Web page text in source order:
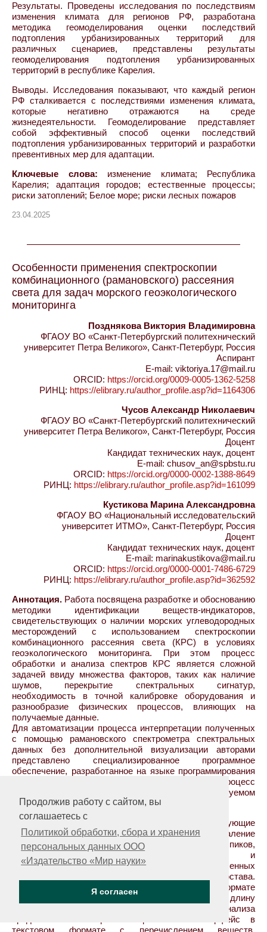
Продолжив работу с сайтом, вы
соглашаетесь с
Политикой обработки, сбора и хранения
персональных данных ООО
«Издательство «Мир науки»
Я согласен
Результаты. Проведены исследования по последствиям
изменения климата для регионов РФ, разработана
методика геомоделирования оценки последствий
подтопления урбанизированных территорий для
различных сценариев, представлены результаты
геомоделирования подтопления урбанизированных
территорий в республике Карелия.
Выводы. Исследования показывают, что каждый регион
РФ сталкивается с последствиями изменения климата,
которые негативно отражаются на среде
жизнедеятельности. Геомоделирование представляет
собой эффективный способ оценки последствий
подтопления урбанизированных территорий и разработки
превентивных мер для адаптации.
Ключевые слова: изменение климата; Республика
Карелия; адаптация городов; естественные процессы;
риски затоплений; Белое море; риски лесных пожаров
23.04.2025
Особенности применения спектроскопии
комбинационного (рамановского) рассеяния
света для задач морского геоэкологического
мониторинга
Позднякова Виктория Владимировна
ФГАОУ ВО «Санкт-Петербургский политехнический
университет Петра Великого», Санкт-Петербург, Россия
Аспирант
E-mail: viktoriya.17@mail.ru
ORCID: https://orcid.org/0009-0005-1362-5258
РИНЦ: https://elibrary.ru/author_profile.asp?id=1164306
Чусов Александр Николаевич
ФГАОУ ВО «Санкт-Петербургский политехнический
университет Петра Великого», Санкт-Петербург, Россия
Доцент
Кандидат технических наук, доцент
E-mail: chusov_an@spbstu.ru
ORCID: https://orcid.org/0000-0002-1388-8649
РИНЦ: https://elibrary.ru/author_profile.asp?id=161099
Кустикова Марина Александровна
ФГАОУ ВО «Национальный исследовательский
университет ИТМО», Санкт-Петербург, Россия
Доцент
Кандидат технических наук, доцент
E-mail: marinakustikova@mail.ru
ORCID: https://orcid.org/0000-0001-7486-6729
РИНЦ: https://elibrary.ru/author_profile.asp?id=362592
Аннотация. Работа посвящена разработке и обоснованию
методики идентификации веществ-индикаторов,
свидетельствующих о наличии морских углеводородных
месторождений с использованием спектроскопии
комбинационного рассеяния света (КРС) в условиях
геоэкологического мониторинга. При этом процесс
обработки и анализа спектров КРС является сложной
задачей ввиду множества факторов, таких как наличие
шумов, перекрытие спектральных сигнатур,
необходимость в точной калибровке оборудования и
разнообразие физических процессов, влияющих на
получаемые данные.
Для автоматизации процесса интерпретации полученных
с помощью рамановского спектрометра спектральных
данных без дополнительной визуализации авторами
представлено специализированное программное
обеспечение, разработанное на языке программирования
Python, которое позволяет ускорить и упростить процесс
идентификации химических веществ в исследуемом
объекте.
Разработанная программа включает в себя следующие
этапы: предварительную обработку данных (удаление
шумов, коррекция базовой линии), идентификацию пиков,
анализ спектральных характеристик и
автоматизированную интерпретацию полученных
результатов с определением химического состава.
Программа осуществляет считывание файлов в формате
TXT, содержащих наборы данных, включающие длину
волны и интенсивность. Результаты анализа
представляются через интерактивный интерфейс в
текстовом формате с перечислением веществ,